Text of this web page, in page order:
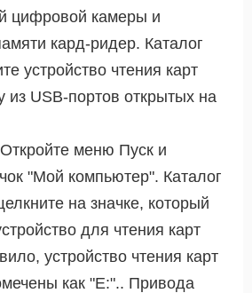
цифровой камеры и
кард-ридер. Каталог
устройство чтения карт
из USB-портов открытых на
меню Пуск и
"Мой компьютер". Каталог
на значке, который
для чтения карт
устройство чтения карт
как "E:".. Привода